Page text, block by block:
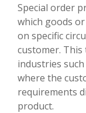
Special order
which goods
on specific
customer. This
industries
where the
requirements
product.